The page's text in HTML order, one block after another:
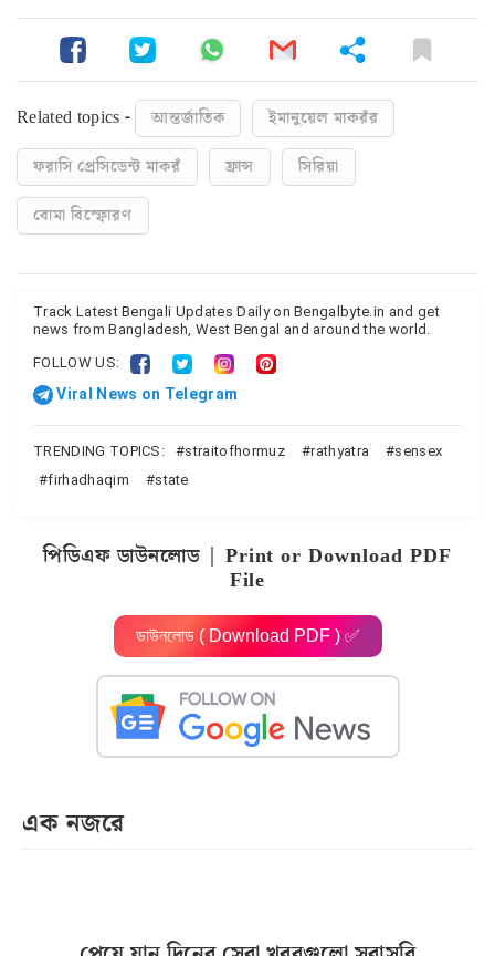
Related topics - আন্তর্জাতিক
ইমানুয়েল মাকরঁর
ফরাসি প্রেসিডেন্ট মাকরঁ
ফ্রান্স
সিরিয়া
বোমা বিস্ফোরণ
Track Latest Bengali Updates Daily on Bengalbyte.in and get
news from Bangladesh, West Bengal and around the world.
FOLLOW US:
Viral News on Telegram
TRENDING TOPICS: straitofhormuz rathyatra
sensex
firhadhaqim
state
পিডিএফ ডাউনলোড | Print or Download PDF
File
ডাউনলোড ( Download PDF ) ✅
এক নজরে